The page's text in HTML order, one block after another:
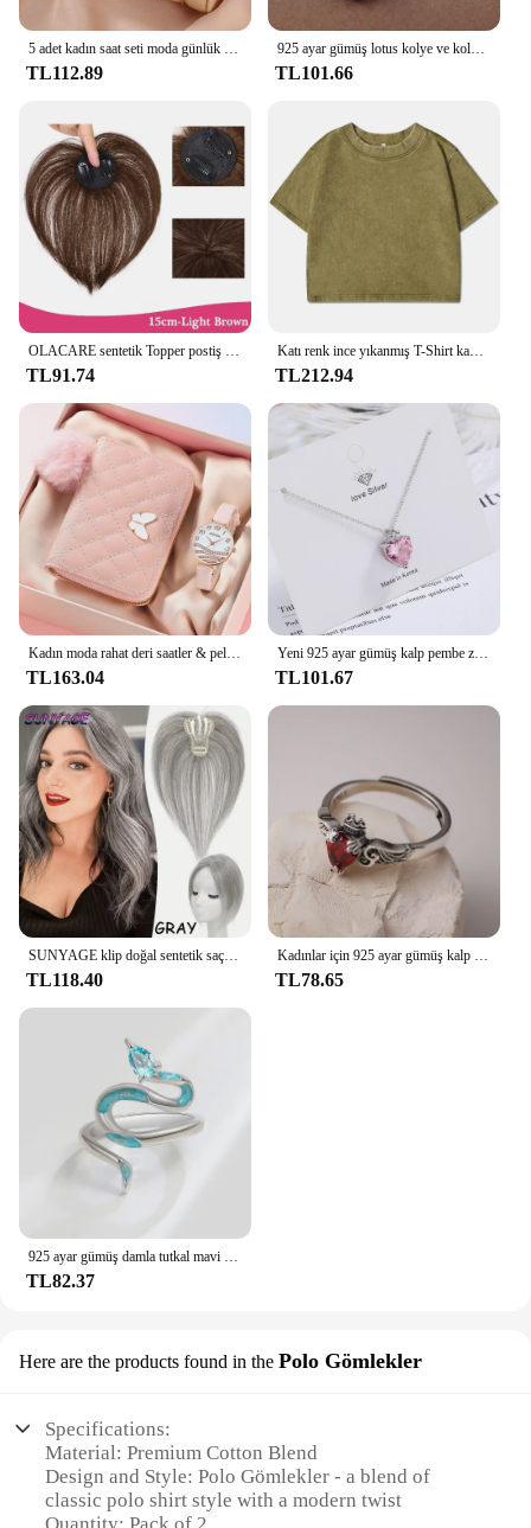
TL112.89
925 ayar gümüş lotus kolye ve kolye kadınlar için yüksek kalite ayar-gümüş-takı
TL101.66
TL91.74
Katı renk ince yıkanmış T-Shirt kadın moda yumuşak pamuk tişörtlerin rahat spor kısa kollu serin Retro giyim kadın
TL212.94
TL163.04
Yeni 925 ayar gümüş kalp pembe zirkon kadın boyun zincir kolye lüks takı toptan ile sunuyor
TL101.67
TL118.40 TL78.65
925 ayar gümüş damla tutkal mavi yılan yüzük kadın kızlar düğün için üst üste takılabilir bilezik lüks takı
TL82.37
Here are the products found in the Polo Gömlekler
Specifications:
Material: Premium Cotton Blend
Design and Style: Polo Gömlekler - a blend of
classic polo shirt style with a modern twist
Quantity: Pack of 2